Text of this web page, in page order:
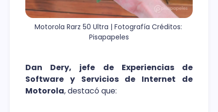
Motorola Rarz 50 Ultra | Fotografía Créditos:
Pisapapeles
Dan Dery, jefe de Experiencias de
Software y Servicios de Internet de
Motorola, destacó que: